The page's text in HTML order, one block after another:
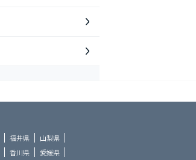
福井県
山梨県
香川県 愛媛県